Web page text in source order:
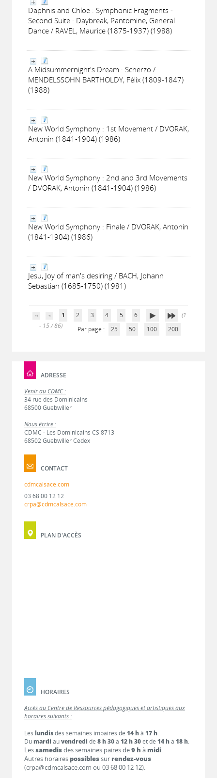
Daphnis and Chloe : Symphonic Fragments -
Second Suite : Daybreak, Pantomine, General
Dance / RAVEL, Maurice (1875-1937) (1988)
A Midsummernight's Dream : Scherzo /
MENDELSSOHN BARTHOLDY, Félix (1809-1847)
(1988)
New World Symphony : 1st Movement / DVORAK,
Antonin (1841-1904) (1986)
New World Symphony : 2nd and 3rd Movements
/ DVORAK, Antonin (1841-1904) (1986)
New World Symphony : Finale / DVORAK, Antonin
(1841-1904) (1986)
Jesu, Joy of man's desiring / BACH, Johann
Sebastian (1685-1750) (1981)
1 2 3 4 5 6
(1
- 15 / 86)
Par page : 25 50 100 200
ADRESSE
Venir au CDMC :
34 rue des Dominicains
68500 Guebwiller
Nous écrire :
CDMC - Les Dominicains CS 8713
68502 Guebwiller Cedex
CONTACT
cdmcalsace.com
03 68 00 12 12
crpa@cdmcalsace.com
PLAN D'ACCÈS
HORAIRES
Accès au Centre de Ressources pédagogiques et artistiques aux
horaires suivants :
Les lundisdes semaines impaires de 14 hà 17 h.
Dumardi auvendredi de 8 h 30à 12 h 30et de 14 hà 18 h.
Lessamedisdes semaines paires de9 h à midi.
Autres horaires possiblessur rendez-vous
(crpa@cdmcalsace.com ou 03 68 00 12 12).